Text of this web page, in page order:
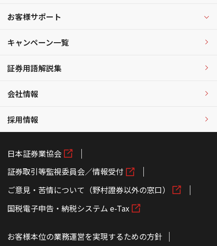
お客様サポート
キャンペーン一覧
証券用語解説集
会社情報
採用情報
日本証券業協会
証券取引等監視委員会／情報受付
ご意見・苦情について（野村證券以外の窓口）
国税電子申告・納税システム e-Tax
お客様本位の業務運営を実現するための方針